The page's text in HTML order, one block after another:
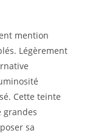
mention
Légèrement
Cette teinte
grandes
sa